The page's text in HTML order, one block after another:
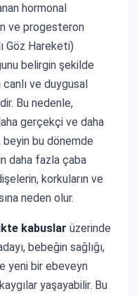
hormonal
ve progesteron
Göz Hareketi)
belirgin şekilde
canlı ve duygusal
Bu nedenle,
gerçekçi ve daha
beyin bu dönemde
daha fazla çaba
korkuların ve
neden olur.
kabuslar üzerinde
bebeğin sağlığı,
yeni bir ebeveyn
yaşayabilir. Bu